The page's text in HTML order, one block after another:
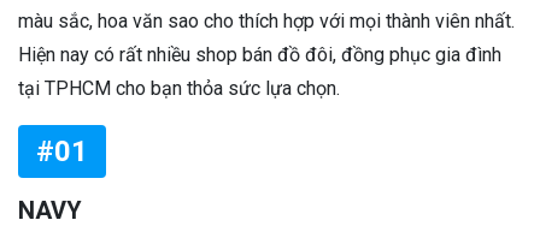
màu sắc, hoa văn sao cho thích hợp với mọi thành viên nhất.
Hiện nay có rất nhiều shop bán đồ đôi, đồng phục gia đình
tại TPHCM cho bạn thỏa sức lựa chọn.
#01
NAVY